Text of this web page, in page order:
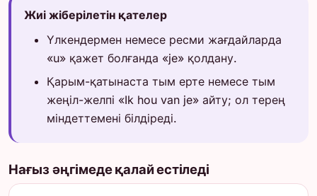
Жиі жіберілетін қателер
Үлкендермен немесе ресми жағдайларда
«u» қажет болғанда «je» қолдану.
Қарым-қатынаста тым ерте немесе тым
жеңіл-желпі «Ik hou van je» айту; ол терең
міндеттемені білдіреді.
Нағыз әңгімеде қалай естіледі